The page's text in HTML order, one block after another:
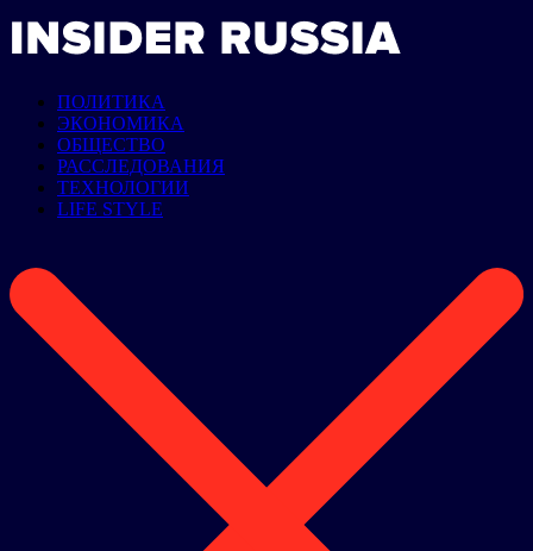
ПОЛИТИКА
ЭКОНОМИКА
ОБЩЕСТВО
РАССЛЕДОВАНИЯ
ТЕХНОЛОГИИ
LIFE STYLE